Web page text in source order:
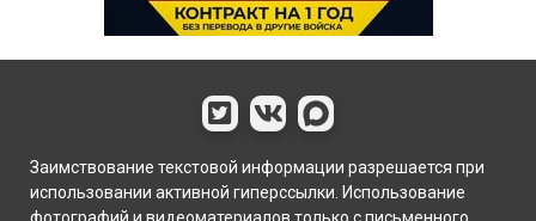
Заимствование текстовой информации разрешается при
использовании активной гиперссылки. Использование